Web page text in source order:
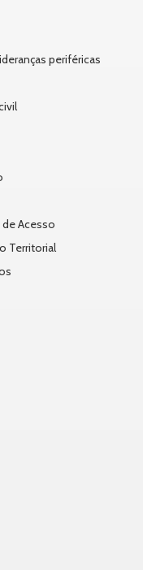
periféricas
Acesso
Territorial